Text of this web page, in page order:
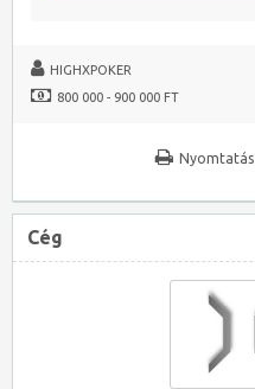
HIGHXPOKER
800 000 - 900 000 FT
Nyomtatás
Cég